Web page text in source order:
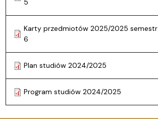
Karty przedmiotów 2025/2025 semestr
6
Plan studiów 2024/2025
Program studiów 2024/2025